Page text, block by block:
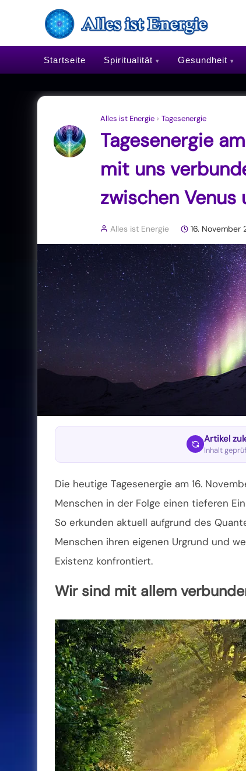
Startseite Spiritualität Gesundheit
Alles ist Energie › Tagesenergie
Tagesenergie
mit uns
zwischen Venus
Alles ist Energie 16. November
Artikel
Inhalt
Die heutige Tagesenergie am 16.
Menschen in der Folge einen tieferen
So erkunden aktuell aufgrund des
Menschen ihren eigenen Urgrund und
Existenz konfrontiert.
Wir sind mit allem